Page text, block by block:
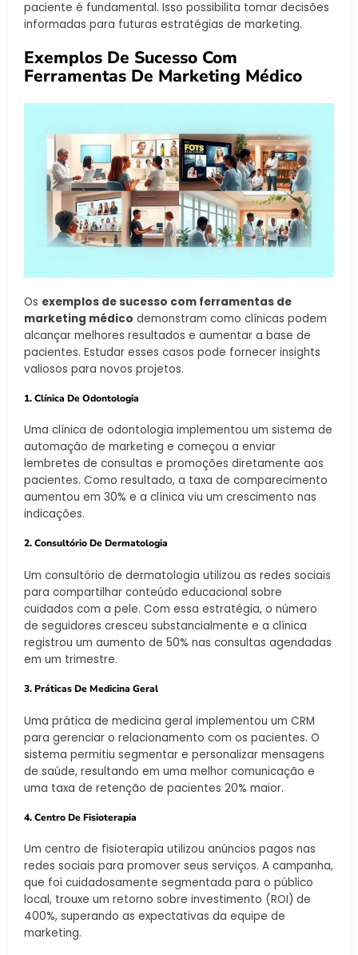
paciente é fundamental. Isso possibilita tomar decisões
informadas para futuras estratégias de marketing.
Exemplos De Sucesso Com
Ferramentas De Marketing Médico
Os exemplos de sucesso com ferramentas de
marketing médico demonstram como clínicas podem
alcançar melhores resultados e aumentar a base de
pacientes. Estudar esses casos pode fornecer insights
valiosos para novos projetos.
1. Clínica De Odontologia
Uma clínica de odontologia implementou um sistema de
automação de marketing e começou a enviar
lembretes de consultas e promoções diretamente aos
pacientes. Como resultado, a taxa de comparecimento
aumentou em 30% e a clínica viu um crescimento nas
indicações.
2. Consultório De Dermatologia
Um consultório de dermatologia utilizou as redes sociais
para compartilhar conteúdo educacional sobre
cuidados com a pele. Com essa estratégia, o número
de seguidores cresceu substancialmente e a clínica
registrou um aumento de 50% nas consultas agendadas
em um trimestre.
3. Práticas De Medicina Geral
Uma prática de medicina geral implementou um CRM
para gerenciar o relacionamento com os pacientes. O
sistema permitiu segmentar e personalizar mensagens
de saúde, resultando em uma melhor comunicação e
uma taxa de retenção de pacientes 20% maior.
4. Centro De Fisioterapia
Um centro de fisioterapia utilizou anúncios pagos nas
redes sociais para promover seus serviços. A campanha,
que foi cuidadosamente segmentada para o público
local, trouxe um retorno sobre investimento (ROI) de
400%, superando as expectativas da equipe de
marketing.